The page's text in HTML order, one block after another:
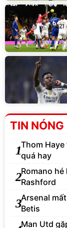
TIN NÓNG
1Thom
quá hay
2Romano
Rashford
3Arsenal
Betis
Man Utd